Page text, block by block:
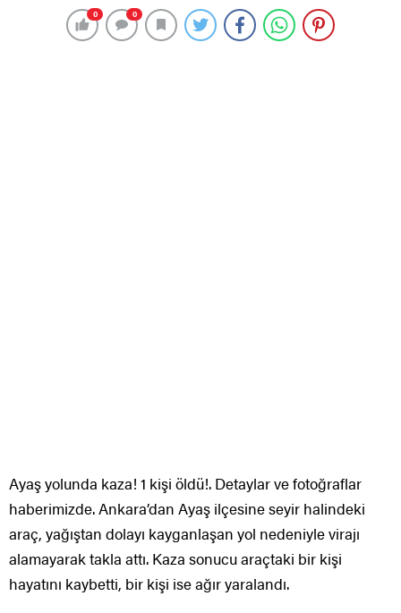
0 0
Ayaş yolunda kaza! 1 kişi öldü!. Detaylar ve fotoğraflar
haberimizde. Ankara’dan Ayaş ilçesine seyir halindeki
araç, yağıştan dolayı kayganlaşan yol nedeniyle virajı
alamayarak takla attı. Kaza sonucu araçtaki bir kişi
hayatını kaybetti, bir kişi ise ağır yaralandı.